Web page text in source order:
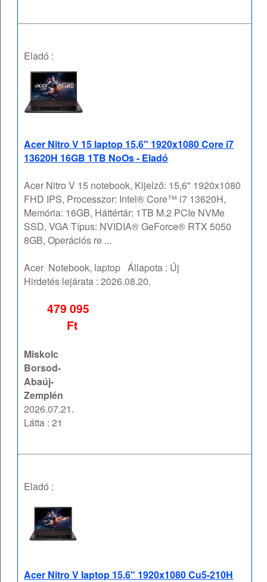
Eladó :
Acer Nitro V 15 laptop 15,6" 1920x1080 Core i7
13620H 16GB 1TB NoOs - Eladó
Acer Nitro V 15 notebook, Kijelző: 15,6" 1920x1080
FHD IPS, Processzor: Intel® Core™ i7 13620H,
Memória: 16GB, Háttértár: 1TB M.2 PCIe NVMe
SSD, VGA Típus: NVIDIA® GeForce® RTX 5050
8GB, Operációs re ...
Acer Notebook, laptop Állapota : Új
Hirdetés lejárata :2026.08.20.
479 095
Ft
Miskolc
Borsod-
Abaúj-
Zemplén
2026.07.21.
Látta : 21
Eladó :
Acer Nitro V laptop 15,6" 1920x1080 Cu5-210H